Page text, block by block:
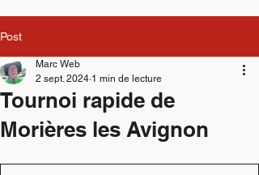
Post
Tournoi rapide de
Morières les Avignon
Marc Web
2 sept. 2024 1 min de lecture